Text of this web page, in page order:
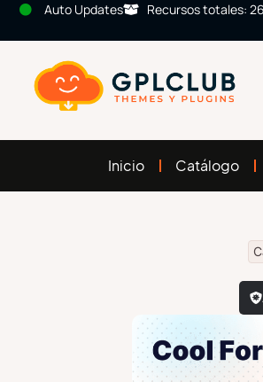
Auto Updates Recursos totales:
Inicio Catálogo